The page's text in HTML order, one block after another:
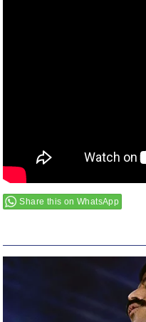
Share this on WhatsApp